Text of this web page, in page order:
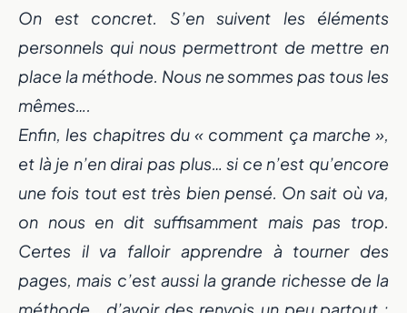
On est concret. S’en suivent les éléments
personnels qui nous permettront de mettre en
place la méthode. Nous ne sommes pas tous les
mêmes….
Enfin, les chapitres du « comment ça marche »,
et là je n’en dirai pas plus… si ce n’est qu’encore
une fois tout est très bien pensé. On sait où va,
on nous en dit suffisamment mais pas trop.
Certes il va falloir apprendre à tourner des
pages, mais c’est aussi la grande richesse de la
méthode… d’avoir des renvois un peu partout ;